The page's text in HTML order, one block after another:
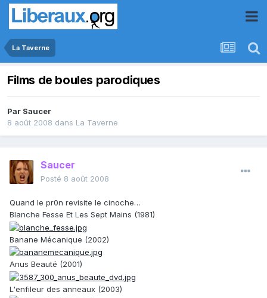
La Taverne
Films de boules parodiques
Par Saucer
8 août 2008 dans La Taverne
Saucer
Posté 8 août 2008
Quand le pr0n revisite le cinoche…
Blanche Fesse Et Les Sept Mains (1981)
Banane Mécanique (2002)
Anus Beauté (2001)
L'enfileur des anneaux (2003)